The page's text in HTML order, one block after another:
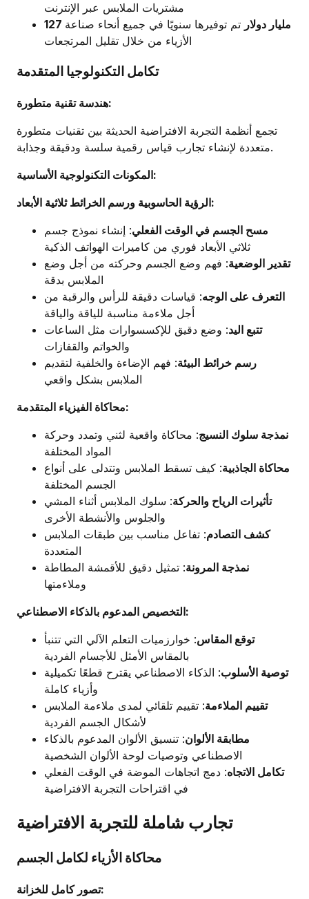
مشتريات الملابس عبر الإنترنت
127 مليار دولار تم توفيرها سنويًا في جميع أنحاء صناعة
الأزياء من خلال تقليل المرتجعات
تكامل التكنولوجيا المتقدمة
هندسة تقنية متطورة:
تجمع أنظمة التجربة الافتراضية الحديثة بين تقنيات متطورة
متعددة لإنشاء تجارب قياس رقمية سلسة ودقيقة وجذابة.
المكونات التكنولوجية الأساسية:
الرؤية الحاسوبية ورسم الخرائط ثلاثية الأبعاد:
مسح الجسم في الوقت الفعلي: إنشاء نموذج جسم
ثلاثي الأبعاد فوري من كاميرات الهواتف الذكية
تقدير الوضعية: فهم وضع الجسم وحركته من أجل وضع
الملابس بدقة
التعرف على الوجه: قياسات دقيقة للرأس والرقبة من
أجل ملاءمة مناسبة للياقة والياقة
تتبع اليد: وضع دقيق للإكسسوارات مثل الساعات
والخواتم والقفازات
رسم خرائط البيئة: فهم الإضاءة والخلفية لتقديم
الملابس بشكل واقعي
محاكاة الفيزياء المتقدمة:
نمذجة سلوك النسيج: محاكاة واقعية لثني وتمدد وحركة
المواد المختلفة
محاكاة الجاذبية: كيف تسقط الملابس وتتدلى على أنواع
الجسم المختلفة
تأثيرات الرياح والحركة: سلوك الملابس أثناء المشي
والجلوس والأنشطة الأخرى
كشف التصادم: تفاعل مناسب بين طبقات الملابس
المتعددة
نمذجة المرونة: تمثيل دقيق للأقمشة المطاطة
وملاءمتها
التخصيص المدعوم بالذكاء الاصطناعي:
توقع المقاس: خوارزميات التعلم الآلي التي تتنبأ
بالمقاس الأمثل للأجسام الفردية
توصية الأسلوب: الذكاء الاصطناعي يقترح قطعًا تكميلية
وأزياء كاملة
تقييم الملاءمة: تقييم تلقائي لمدى ملاءمة الملابس
لأشكال الجسم الفردية
مطابقة الألوان: تنسيق الألوان المدعوم بالذكاء
الاصطناعي وتوصيات لوحة الألوان الشخصية
تكامل الاتجاه: دمج اتجاهات الموضة في الوقت الفعلي
في اقتراحات التجربة الافتراضية
تجارب شاملة للتجربة الافتراضية
محاكاة الأزياء لكامل الجسم
تصور كامل للخزانة: